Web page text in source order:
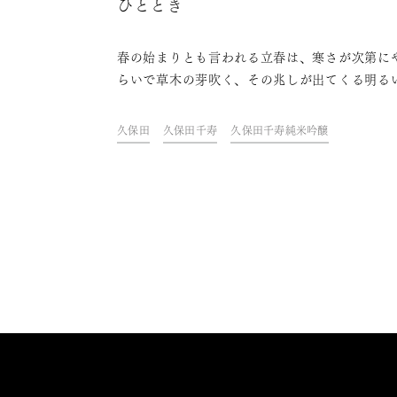
ひととき
春の始まりとも言われる立春は、寒さが次第に
らいで草木の芽吹く、その兆しが出てくる明る
ために、立春の日に搾られた「立春朝搾り」の
酒もあるほど。日本では、古くからこの立春に
久保田 久保田千寿 久保田千寿純米吟醸